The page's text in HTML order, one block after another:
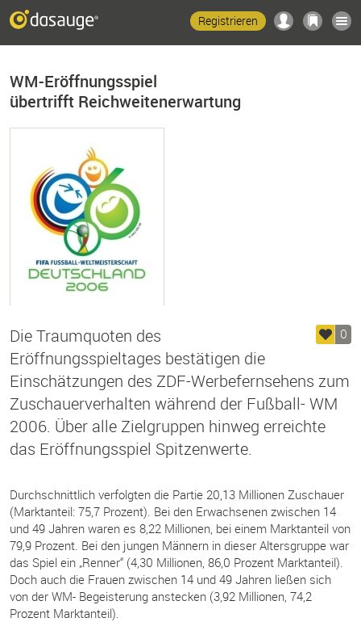
Registrieren
WM-Eröffnungsspiel
übertrifft Reichweitenerwartung
0
Die Traumquoten des
Eröffnungsspieltages bestätigen die
Einschätzungen des ZDF-Werbefernsehens zum
Zuschauerverhalten während der Fußball- WM
2006. Über alle Zielgruppen hinweg erreichte
das Eröffnungsspiel Spitzenwerte.
Durchschnittlich verfolgten die Partie 20,13 Millionen Zuschauer
(Marktanteil: 75,7 Prozent). Bei den Erwachsenen zwischen 14
und 49 Jahren waren es 8,22 Millionen, bei einem Marktanteil von
79,9 Prozent. Bei den jungen Männern in dieser Altersgruppe war
das Spiel ein „Renner“ (4,30 Millionen, 86,0 Prozent Marktanteil).
Doch auch die Frauen zwischen 14 und 49 Jahren ließen sich
von der WM- Begeisterung anstecken (3,92 Millionen, 74,2
Prozent Marktanteil).